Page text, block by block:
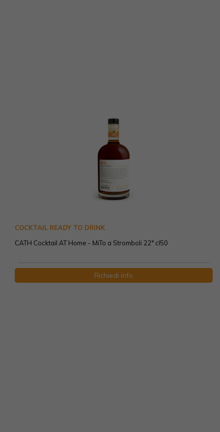
COCKTAIL READY TO DRINK
CATH Cocktail AT Home - MiTo a Stromboli 22° cl50
Richiedi info